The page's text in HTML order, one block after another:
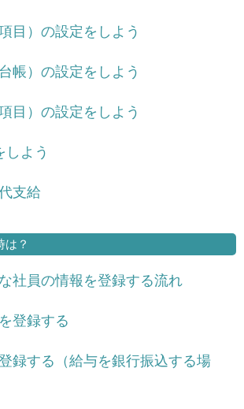
目）の設定をしよう
帳）の設定をしよう
目）の設定をしよう
しよう
支給
は？
社員の情報を登録する流れ
登録する
録する（給与を銀行振込する場